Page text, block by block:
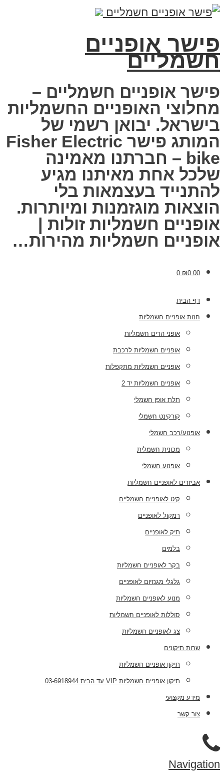
פישר אופניים
חשמליים
פישר אופניים חשמליים –
מחלוצי האופניים החשמליות
בישראל. יבואן רשמי של
המותג פישר Fisher Electric
bike – חברתנו מאמינה
שלכל אחת מאיתנו מגיע
להתנייד בעצמאות בלי
הוצאות מוגזמנות ומיותרות.
אופניים חשמליות זולות |
אופניים חשמליות מהירות…
₪0.00
0
דף הבית
חנות אופניים חשמליות
אופני הרים חשמליות
אופניים חשמליות לרכבת
אופניים חשמליות מתקפלות
אופניים חשמליות יד 2
תלת אופן חשמלי
קורקינט חשמלי
אופנוע/רכב חשמלי
מכונית חשמלית
אופנוע חשמלי
אביזרים לאופניים חשמליות
קיט לאופניים חשמליים
רמקול לאופניים
תיק לאופניים
בלמים
בקר לאופניים חשמליות
גלגלי מגנזיום לאופניים
מנוע לאופניים חשמליות
סוללות לאופניים חשמליות
צג לאופניים חשמליות
שרות תיקונים
תיקון אופניים חשמליות
תיקון אופניים חשמליות VIP עד הבית 03-6918944
מידע מקצועי
צור קשר
Navigation